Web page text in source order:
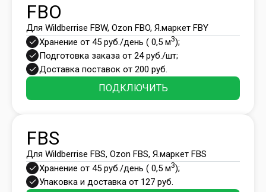
FBO
Для Wildberrise FBW, Ozon FBO, Я.маркет FBY
Хранение от 45 руб./день ( 0,5 м3);
Подготовка заказа от 24 руб./шт;
Доставка поставок от 200 руб.
ПОДКЛЮЧИТЬ
FBS
Для Wildberrise FBS, Ozon FBS, Я.маркет FBS
Хранение от 45 руб./день ( 0,5 м3);
Упаковка и доставка от 127 руб.